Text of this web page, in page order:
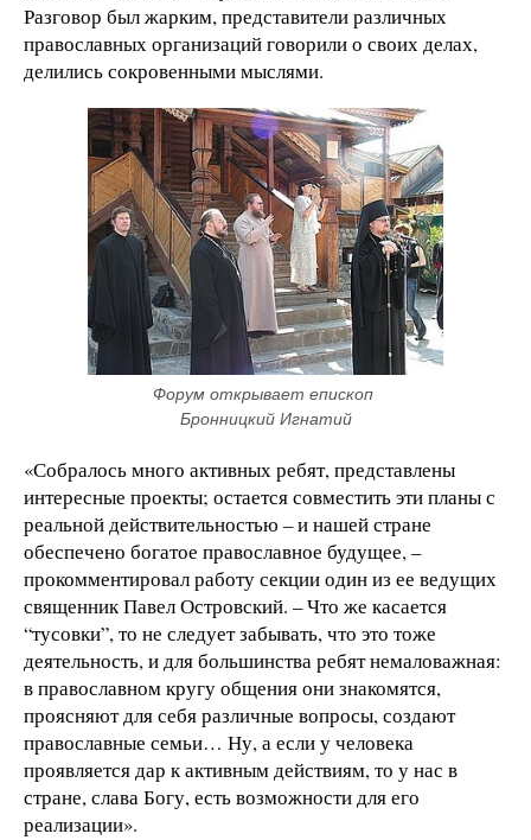
Разговор был жарким, представители различных
православных организаций говорили о своих делах,
делились сокровенными мыслями.
Форум открывает епископ
Бронницкий Игнатий
«Собралось много активных ребят, представлены
интересные проекты; остается совместить эти планы с
реальной действительностью – и нашей стране
обеспечено богатое православное будущее, –
прокомментировал работу секции один из ее ведущих
священник Павел Островский. – Что же касается
“тусовки”, то не следует забывать, что это тоже
деятельность, и для большинства ребят немаловажная:
в православном кругу общения они знакомятся,
проясняют для себя различные вопросы, создают
православные семьи… Ну, а если у человека
проявляется дар к активным действиям, то у нас в
стране, слава Богу, есть возможности для его
реализации».